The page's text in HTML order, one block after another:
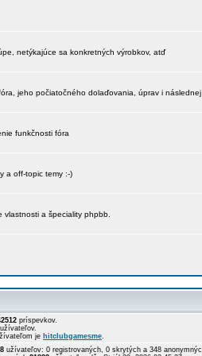
netýkajúce sa konkretných výrobkov, atď
jeho počiatočného dolaďovania, úprav i následnej
funkčnosti fóra
a off-topic temy :-)
vlastnosti a špeciality phpbb.
príspevkov.
je hitclubgamesme.
užívateľov: 0 registrovaných, 0 skrytých a 348